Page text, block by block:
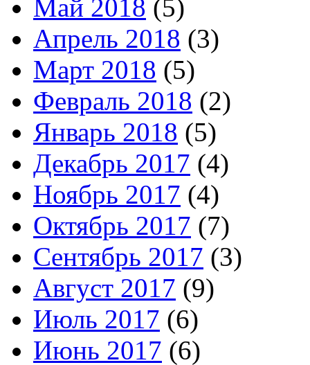
Май 2018 (5)
Апрель 2018 (3)
Март 2018 (5)
Февраль 2018 (2)
Январь 2018 (5)
Декабрь 2017 (4)
Ноябрь 2017 (4)
Октябрь 2017 (7)
Сентябрь 2017 (3)
Август 2017 (9)
Июль 2017 (6)
Июнь 2017 (6)